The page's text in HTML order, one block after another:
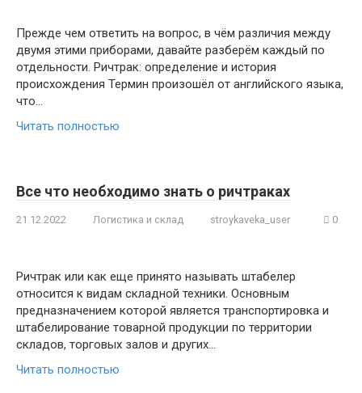
Прежде чем ответить на вопрос, в чём различия между
двумя этими приборами, давайте разберём каждый по
отдельности. Ричтрак: определение и история
происхождения Термин произошёл от английского языка,
что…
Читать полностью
Все что необходимо знать о ричтраках
21.12.2022 Логистика и склад stroykaveka_user 0
Ричтрак или как еще принято называть штабелер
относится к видам складной техники. Основным
предназначением которой является транспортировка и
штабелирование товарной продукции по территории
складов, торговых залов и других…
Читать полностью